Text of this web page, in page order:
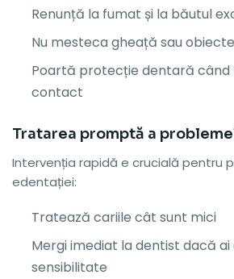
Renunță la fumat și la băutul
Nu mesteca gheață sau
Poartă protecție dentară când
contact
Tratarea promptă a
Intervenția rapidă e crucială pentru
edentației:
Tratează cariile cât sunt mici
Mergi imediat la dentist dacă ai
sensibilitate